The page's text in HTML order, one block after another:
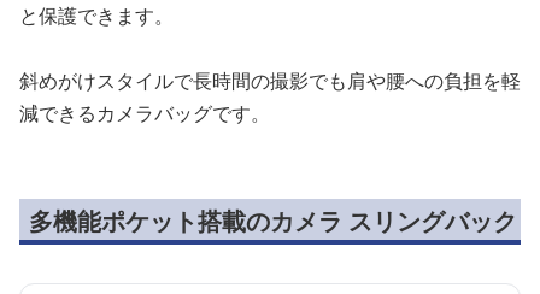
と保護できます。
斜めがけスタイルで長時間の撮影でも肩や腰への負担を軽
減できるカメラバッグです。
多機能ポケット搭載のカメラ スリングバック